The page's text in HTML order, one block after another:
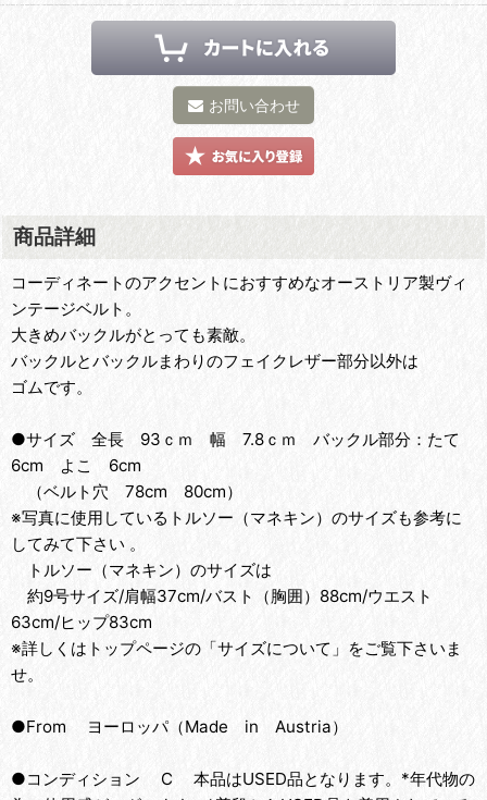
お問い合わせ
商品詳細
コーディネートのアクセントにおすすめなオーストリア製ヴィ
ンテージベルト。
大きめバックルがとっても素敵。
バックルとバックルまわりのフェイクレザー部分以外は
ゴムです。
●サイズ 全長 93ｃｍ 幅 7.8ｃｍ バックル部分：たて
6cm よこ 6cm
（ベルト穴 78cm 80cm）
※写真に使用しているトルソー（マネキン）のサイズも参考に
してみて下さい 。
トルソー（マネキン）のサイズは
約9号サイズ/肩幅37cm/バスト（胸囲）88cm/ウエスト
63cm/ヒップ83cm
※詳しくはトップページの「サイズについて」をご覧下さいま
せ。
●From ヨーロッパ（Made in Austria）
●コンディション C 本品はUSED品となります。*年代物の